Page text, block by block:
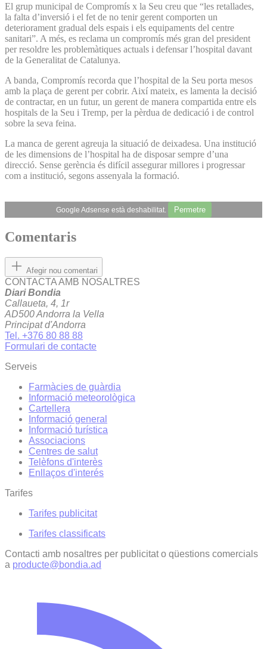
El grup municipal de Compromís x la Seu creu que “les retallades,
la falta d’inversió i el fet de no tenir gerent comporten un
deteriorament gradual dels espais i els equipaments del centre
sanitari”. A més, es reclama un compromís més gran del president
per resoldre les problemàtiques actuals i defensar l’hospital davant
de la Generalitat de Catalunya.
A banda, Compromís recorda que l’hospital de la Seu porta mesos
amb la plaça de gerent per cobrir. Així mateix, es lamenta la decisió
de contractar, en un futur, un gerent de manera compartida entre els
hospitals de la Seu i Tremp, per la pèrdua de dedicació i de control
sobre la seva feina.
La manca de gerent agreuja la situació de deixadesa. Una institució
de les dimensions de l’hospital ha de disposar sempre d’una
direcció. Sense gerència és difícil assegurar millores i progressar
com a institució, segons assenyala la formació.
Google Adsense està deshabilitat. Permetre
Comentaris
Afegir nou comentari
CONTACTA AMB NOSALTRES
Diari Bondia
Callaueta, 4, 1r
AD500 Andorra la Vella
Principat d'Andorra
Tel. +376 80 88 88
Formulari de contacte
Serveis
Farmàcies de guàrdia
Informació meteorològica
Cartellera
Informació general
Informació turística
Associacions
Centres de salut
Telèfons d'interès
Enllaços d'interés
Tarifes
Tarifes publicitat
Tarifes classificats
Contacti amb nosaltres per publicitat o qüestions comercials
a producte@bondia.ad